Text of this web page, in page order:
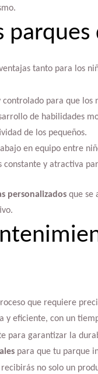
tanto para los
para que los
de habilidades
de los pequeños.
en equipo entre
constante y atractiva
personalizadosque se
que requiere
eficiente, con un
para garantizar la
para que tu parque
no solo un